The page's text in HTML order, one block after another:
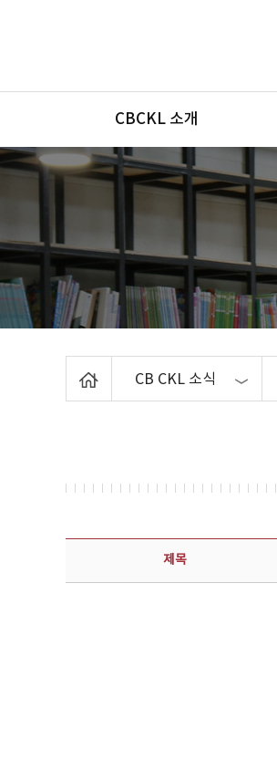
메뉴
CBCKL 소개
CB CKL 소식
보도자료 상세보기 - 제목, 담당부서, 담당자, 담당연락처, 내용, 첨부파일 정보 제공
제목